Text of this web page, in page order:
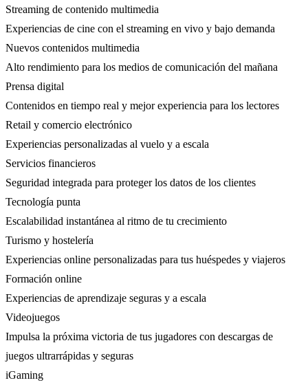
Streaming de contenido multimedia
Experiencias de cine con el streaming en vivo y bajo demanda
Nuevos contenidos multimedia
Alto rendimiento para los medios de comunicación del mañana
Prensa digital
Contenidos en tiempo real y mejor experiencia para los lectores
Retail y comercio electrónico
Experiencias personalizadas al vuelo y a escala
Servicios financieros
Seguridad integrada para proteger los datos de los clientes
Tecnología punta
Escalabilidad instantánea al ritmo de tu crecimiento
Turismo y hostelería
Experiencias online personalizadas para tus huéspedes y viajeros
Formación online
Experiencias de aprendizaje seguras y a escala
Videojuegos
Impulsa la próxima victoria de tus jugadores con descargas de
juegos ultrarrápidas y seguras
iGaming